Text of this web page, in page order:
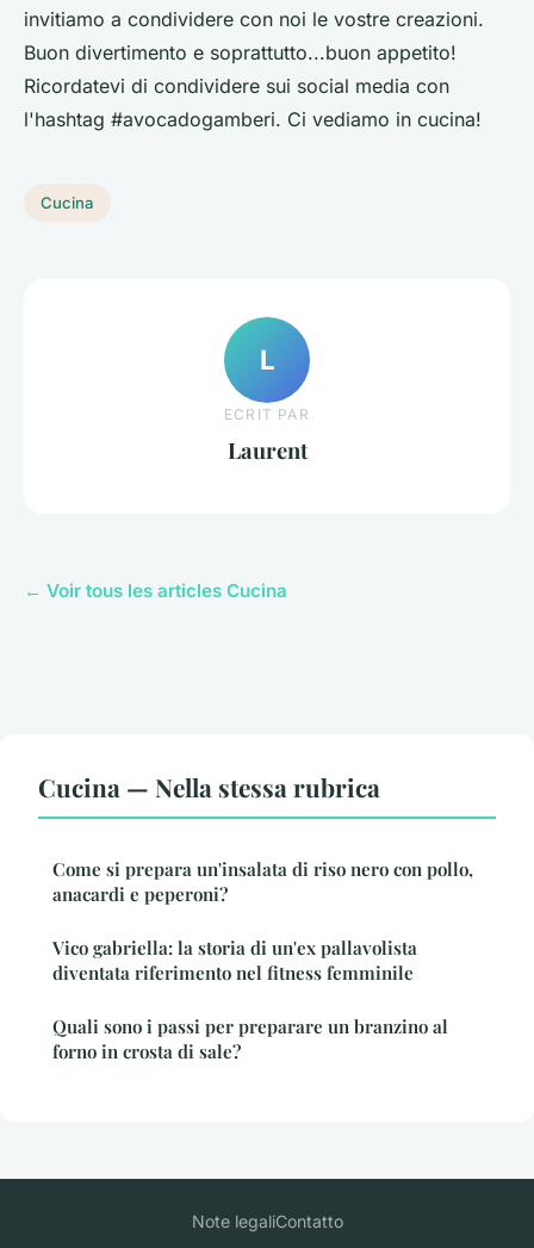
invitiamo a condividere con noi le vostre creazioni.
Buon divertimento e soprattutto...buon appetito!
Ricordatevi di condividere sui social media con
l'hashtag #avocadogamberi. Ci vediamo in cucina!
Cucina
L
ECRIT PAR
Laurent
← Voir tous les articles Cucina
Cucina — Nella stessa rubrica
Come si prepara un'insalata di riso nero con pollo,
anacardi e peperoni?
Vico gabriella: la storia di un'ex pallavolista
diventata riferimento nel fitness femminile
Quali sono i passi per preparare un branzino al
forno in crosta di sale?
Note legaliContatto